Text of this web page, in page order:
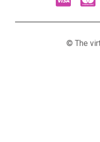
© The